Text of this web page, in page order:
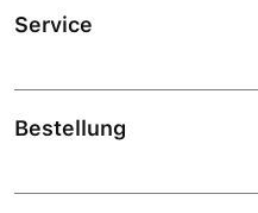
Service
Bestellung